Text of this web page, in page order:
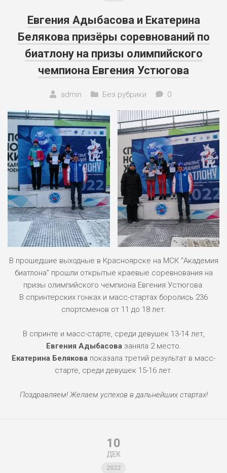
Евгения Адыбасова и Екатерина
Белякова призёры соревнований по
биатлону на призы олимпийского
чемпиона Евгения Устюгова
admin Без рубрики 0
В прошедшие выходные в Красноярске на МСК “Академия
биатлона” прошли открытые краевые соревнования на
призы олимпийского чемпиона Евгения Устюгова.
В спринтерских гонках и масс-стартах боролись 236
спортсменов от 11 до 18 лет.
В спринте и масс-старте, среди девушек 13-14 лет,
Евгения Адыбасова заняла 2 место.
Екатерина Белякова показала третий результат в масс-
старте, среди девушек 15-16 лет.
Поздравляем! Желаем успехов в дальнейших стартах!
10
ДЕК
2022